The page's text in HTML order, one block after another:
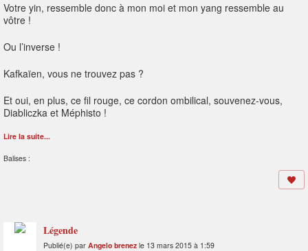
Votre yin, ressemble donc à mon moi et mon yang ressemble au
vôtre !
Ou l’inverse !
Kafkaïen, vous ne trouvez pas ?
Et oui, en plus, ce fil rouge, ce cordon ombilical, souvenez-vous,
Diabliczka et Méphisto !
Lire la suite...
Balises :
Légende
Publié(e) par Angelo brenez le 13 mars 2015 à 1:59